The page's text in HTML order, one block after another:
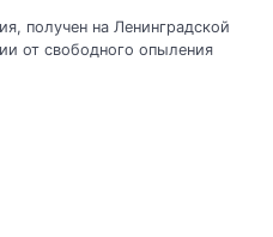
получен на Ленинградской
от свободного опыления